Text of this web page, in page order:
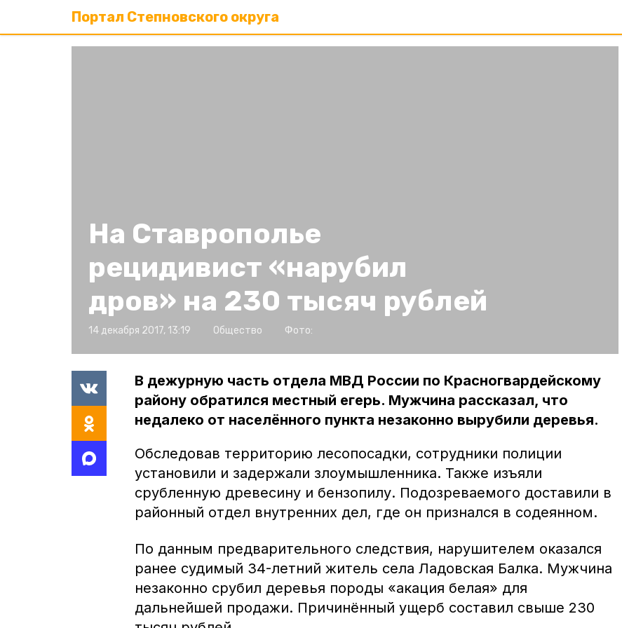
Портал Степновского округа
На Ставрополье
рецидивист «нарубил
дров» на 230 тысяч рублей
14 декабря 2017, 13:19 Общество Фото:
В дежурную часть отдела МВД России по Красногвардейскому
району обратился местный егерь. Мужчина рассказал, что
недалеко от населённого пункта незаконно вырубили деревья.
Обследовав территорию лесопосадки, сотрудники полиции
установили и задержали злоумышленника. Также изъяли
срубленную древесину и бензопилу. Подозреваемого доставили в
районный отдел внутренних дел, где он признался в содеянном.
По данным предварительного следствия, нарушителем оказался
ранее судимый 34-летний житель села Ладовская Балка. Мужчина
незаконно срубил деревья породы «акация белая» для
дальнейшей продажи. Причинённый ущерб составил свыше 230